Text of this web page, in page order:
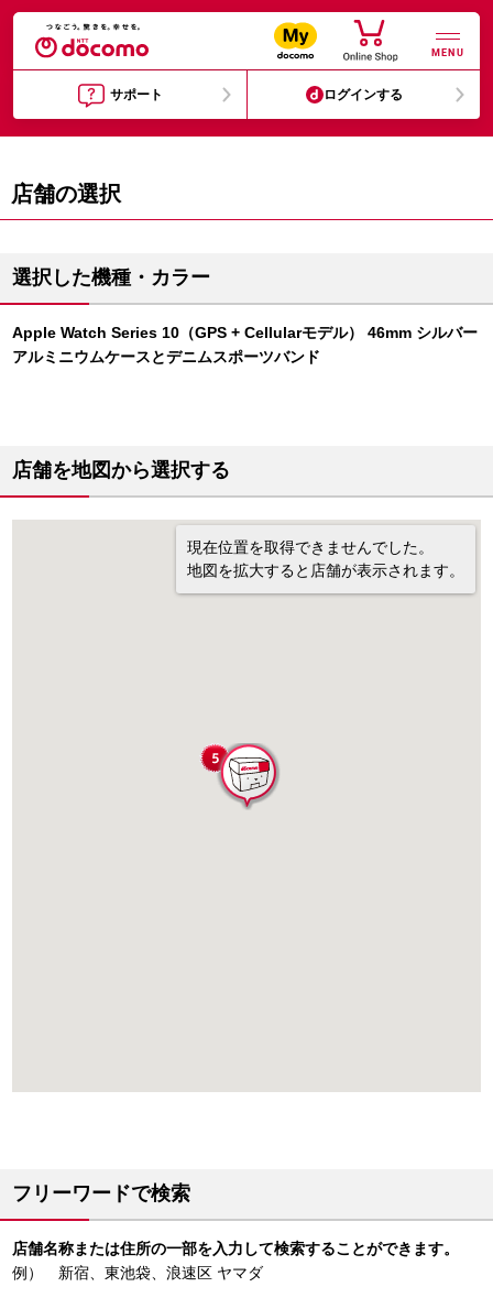
MENU
サポート ログインする
店舗の選択
選択した機種・カラー
Apple Watch Series 10（GPS + Cellularモデル） 46mm シルバー
アルミニウムケースとデニムスポーツバンド
店舗を地図から選択する
現在位置を取得できませんでした。
地図を拡大すると店舗が表示されます。
フリーワードで検索
店舗名称または住所の一部を入力して検索することができます。
例） 新宿、東池袋、浪速区 ヤマダ